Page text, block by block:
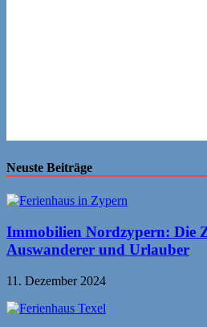
Neuste Beiträge
Immobilien Nordzypern: Die
Auswanderer und Urlauber
11. Dezember 2024